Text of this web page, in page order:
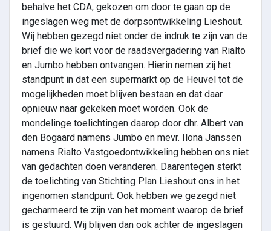
behalve het CDA, gekozen om door te gaan op de
ingeslagen weg met de dorpsontwikkeling Lieshout.
Wij hebben gezegd niet onder de indruk te zijn van de
brief die we kort voor de raadsvergadering van Rialto
en Jumbo hebben ontvangen. Hierin nemen zij het
standpunt in dat een supermarkt op de Heuvel tot de
mogelijkheden moet blijven bestaan en dat daar
opnieuw naar gekeken moet worden. Ook de
mondelinge toelichtingen daarop door dhr. Albert van
den Bogaard namens Jumbo en mevr. Ilona Janssen
namens Rialto Vastgoedontwikkeling hebben ons niet
van gedachten doen veranderen. Daarentegen sterkt
de toelichting van Stichting Plan Lieshout ons in het
ingenomen standpunt. Ook hebben we gezegd niet
gecharmeerd te zijn van het moment waarop de brief
is gestuurd. Wij blijven dan ook achter de ingeslagen